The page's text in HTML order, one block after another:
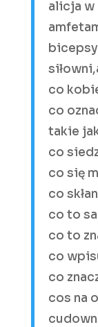
alicja w
co
co
takie
co
co się
co
co to
co to
co
co
cos na